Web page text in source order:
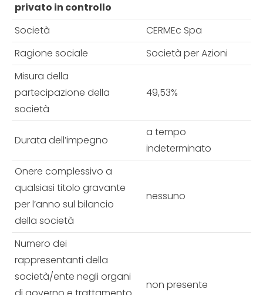
privato in controllo
Società
CERMEc Spa
Ragione sociale
Società per Azioni
Misura della
partecipazione della
società
49,53%
Durata dell’impegno
a tempo
indeterminato
Onere complessivo a
qualsiasi titolo gravante
per l’anno sul bilancio
della società
nessuno
Numero dei
rappresentanti della
società/ente negli organi
non presente